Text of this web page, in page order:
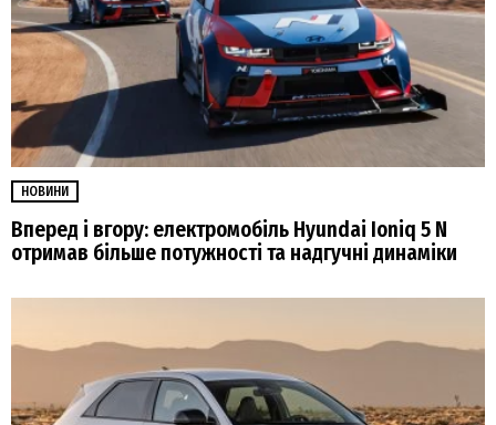
НОВИНИ
Вперед і вгору: електромобіль Hyundai Ioniq 5 N
отримав більше потужності та надгучні динаміки